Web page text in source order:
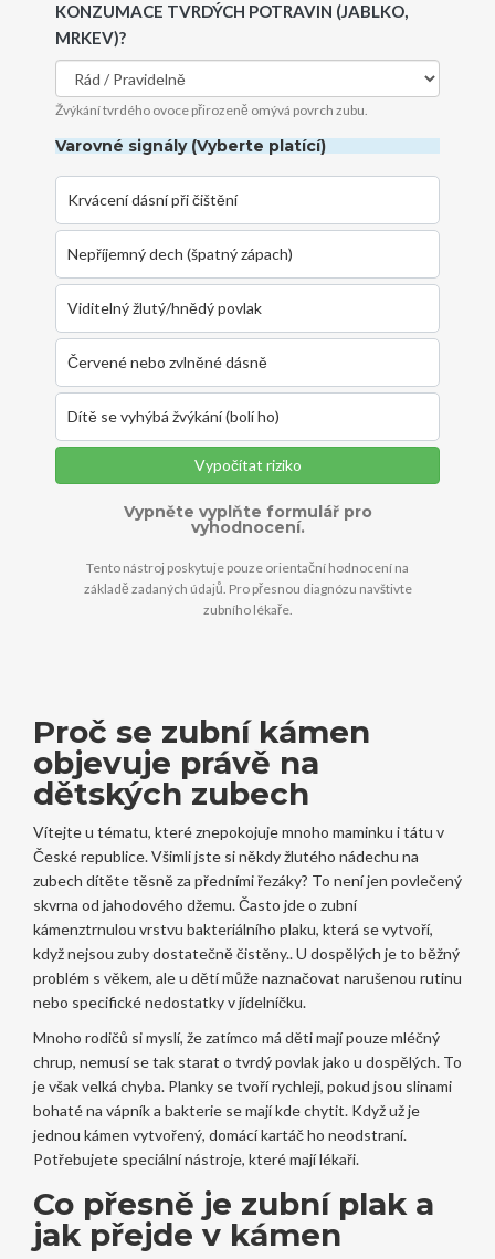
KONZUMACE TVRDÝCH POTRAVIN (JABLKO,
MRKEV)?
Žvýkání tvrdého ovoce přirozeně omývá povrch zubu.
Varovné signály (Vyberte platící)
Krvácení dásní při čištění
Nepříjemný dech (špatný zápach)
Viditelný žlutý/hnědý povlak
Červené nebo zvlněné dásně
Dítě se vyhýbá žvýkání (bolí ho)
Vypočítat riziko
Vypněte vyplňte formulář pro
vyhodnocení.
Tento nástroj poskytuje pouze orientační hodnocení na
základě zadaných údajů. Pro přesnou diagnózu navštivte
zubního lékaře.
Proč se zubní kámen
objevuje právě na
dětských zubech
Vítejte u tématu, které znepokojuje mnoho maminku i tátu v
České republice. Všimli jste si někdy žlutého nádechu na
zubech dítěte těsně za předními řezáky? To není jen povlečený
skvrna od jahodového džemu. Často jde o zubní
kámenztrnulou vrstvu bakteriálního plaku, která se vytvoří,
když nejsou zuby dostatečně čistěny.. U dospělých je to běžný
problém s věkem, ale u dětí může naznačovat narušenou rutinu
nebo specifické nedostatky v jídelníčku.
Mnoho rodičů si myslí, že zatímco má děti mají pouze mléčný
chrup, nemusí se tak starat o tvrdý povlak jako u dospělých. To
je však velká chyba. Planky se tvoří rychleji, pokud jsou slinami
bohaté na vápník a bakterie se mají kde chytit. Když už je
jednou kámen vytvořený, domácí kartáč ho neodstraní.
Potřebujete speciální nástroje, které mají lékaři.
Co přesně je zubní plak a
jak přejde v kámen